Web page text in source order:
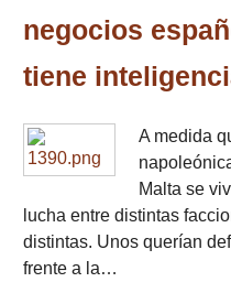
negocios
tiene
A medida
Malta se
lucha entre distintas
distintas. Unos querían
frente a la…